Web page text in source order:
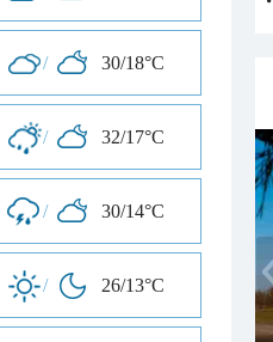
/ 30/18°C
/ 32/17°C
/ 30/14°C
/ 26/13°C